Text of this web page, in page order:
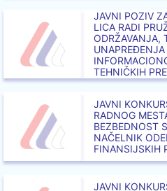
JAVNI POZIV
LICA RADI
ODRŽAVANJA,
TEHNIČKIH
JAVNI
RADNOG
BEZBEDNOST
NAČELNIK
FINANSIJSKIH
JAVNI